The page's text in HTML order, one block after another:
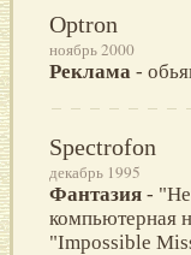
Optron
ноябрь 2000
Реклама -
Spectrofon
декабрь 1995
Фантазия -
компьютерная
"Impossible